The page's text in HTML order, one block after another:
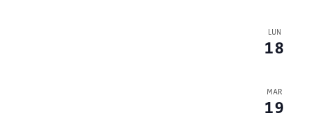
LUN
18
MAR
19